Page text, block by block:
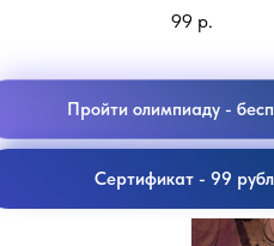
99 р.
Пройти олимпиаду -
Сертификат - 99